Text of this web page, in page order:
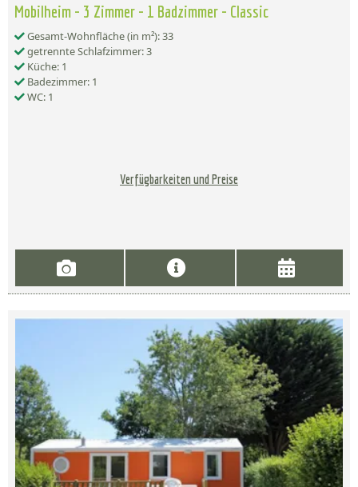
Mobilheim - 3 Zimmer - 1 Badzimmer - Classic
Gesamt-Wohnfläche (in m²): 33
getrennte Schlafzimmer: 3
Küche: 1
Badezimmer: 1
WC: 1
Verfügbarkeiten und Preise